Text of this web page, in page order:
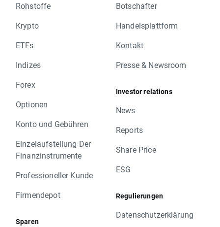
Rohstoffe
Krypto
ETFs
Indizes
Forex
Optionen
Konto und Gebühren
Einzelaufstellung Der
Finanzinstrumente
Professioneller Kunde
Firmendepot
Sparen
Botschafter
Handelsplattform
Kontakt
Presse & Newsroom
Investor relations
News
Reports
Share Price
ESG
Regulierungen
Datenschutzerklärung